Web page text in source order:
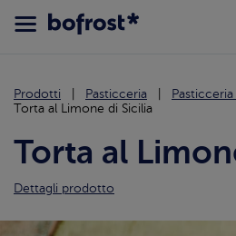
Prodotti Pasticceria
Torta al Limone di Sicilia
Torta al
Dettagli prodotto